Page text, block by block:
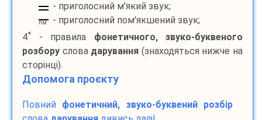
- приголосний м'який звук;
пм
- приголосний пом'якшений звук;
4* - правила фонетичного, звуко-буквеного
розбору слова дарування (знаходяться нижче на
сторінці).
Допомога проєкту
Повний фонетичний, звуко-буквений розбір